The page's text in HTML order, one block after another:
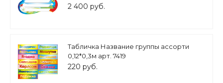
2 400 руб.
Табличка Название группы ассорти
0,12*0,3м арт. 7419
220 руб.